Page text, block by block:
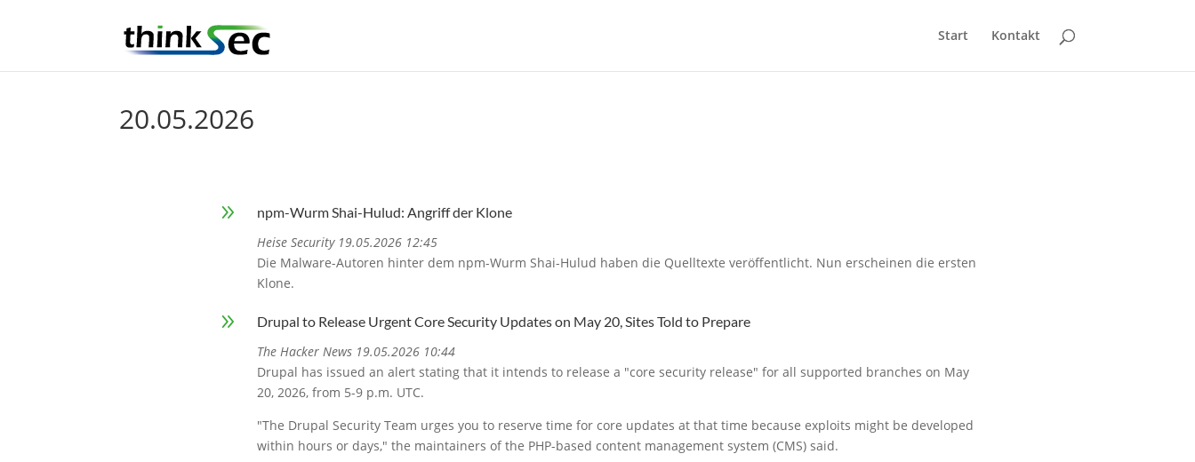
Start Kontakt
20.05.2026
9
npm-Wurm Shai-Hulud: Angriff der Klone
Heise Security 19.05.2026 12:45
Die Malware-Autoren hinter dem npm-Wurm Shai-Hulud haben die Quelltexte veröffentlicht. Nun erscheinen die ersten
Klone.
9
Drupal to Release Urgent Core Security Updates on May 20, Sites Told to Prepare
The Hacker News 19.05.2026 10:44
Drupal has issued an alert stating that it intends to release a "core security release" for all supported branches on May
20, 2026, from 5-9 p.m. UTC.
"The Drupal Security Team urges you to reserve time for core updates at that time because exploits might be developed
within hours or days," the maintainers of the PHP-based content management system (CMS) said.